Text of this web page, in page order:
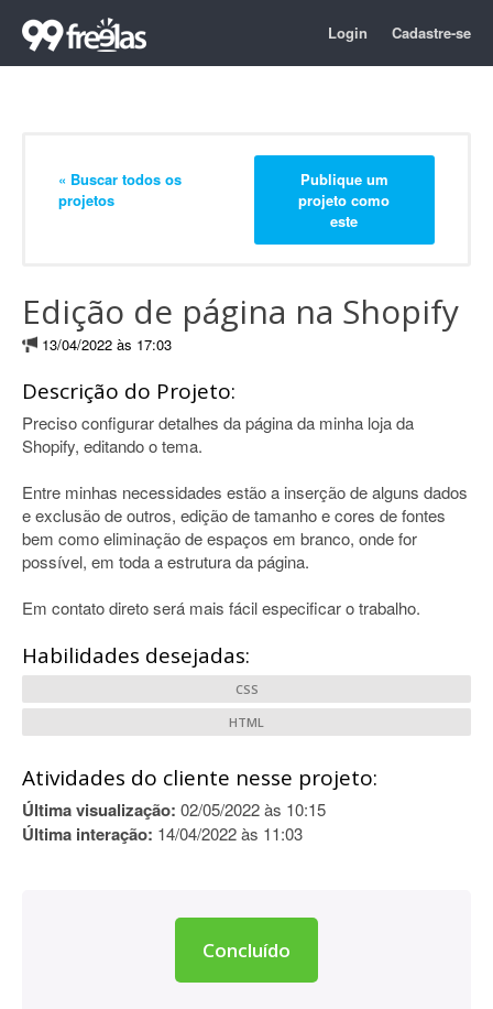
Login Cadastre-se
« Buscar todos os
projetos
Publique um
projeto como
este
Edição de página na Shopify
13/04/2022 às 17:03
Descrição do Projeto:
Preciso configurar detalhes da página da minha loja da
Shopify, editando o tema.
Entre minhas necessidades estão a inserção de alguns dados
e exclusão de outros, edição de tamanho e cores de fontes
bem como eliminação de espaços em branco, onde for
possível, em toda a estrutura da página.
Em contato direto será mais fácil especificar o trabalho.
Habilidades desejadas:
CSS
HTML
Atividades do cliente nesse projeto:
Última visualização: 02/05/2022 às 10:15
Última interação: 14/04/2022 às 11:03
Concluído